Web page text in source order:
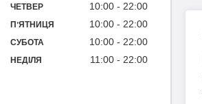
ЧЕТВЕР 10:00 22:00
ПʼЯТНИЦЯ 10:00 22:00
СУБОТА 10:00 22:00
НЕДІЛЯ 11:00 22:00